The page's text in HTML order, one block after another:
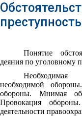
Понятие
деяния по уголовному
Необходимая
необходимой
обороны. Мнимая
Провокация
деятельности